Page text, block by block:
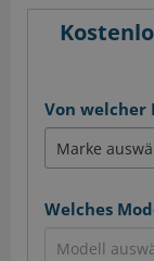
Von welcher
Welches